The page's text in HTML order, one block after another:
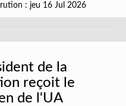
: jeu 16 Jul 2026
de la
reçoit le
de l'UA